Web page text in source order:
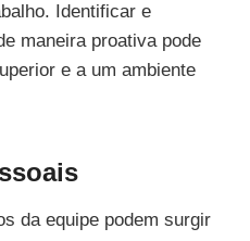
Identificar e
maneira proativa pode
e a um ambiente
da equipe podem surgir